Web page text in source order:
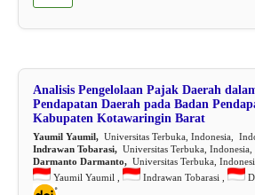
Analisis Pengelolaan Pajak Daerah
Pendapatan Daerah pada Badan
Kabupaten Kotawaringin Barat
Yaumil Yaumil,Universitas Terbuka, Indonesia,
Indrawan Tobarasi,Universitas Terbuka,
Darmanto Darmanto,Universitas Terbuka,
Yaumil Yaumil ,
Indrawan Tobarasi ,